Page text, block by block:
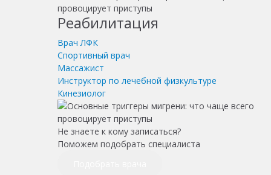
Реабилитация
Врач ЛФК
Спортивный врач
Массажист
Инструктор по лечебной физкультуре
Кинезиолог
Не знаете к кому записаться?
Поможем подобрать специалиста